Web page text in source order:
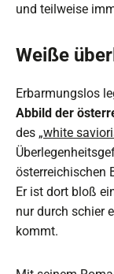
und teilweise
Weiße
Erbarmungslos
Abbild der
des „white
österreichischen
Er ist dort bloß
nur durch schier
kommt.